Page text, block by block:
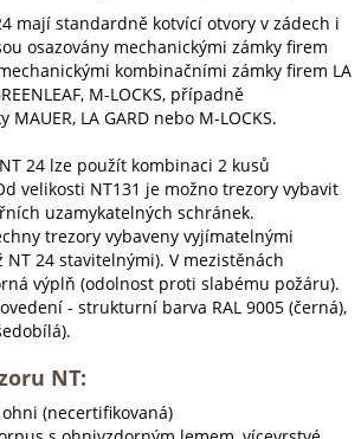
mají standardně kotvící otvory v zádech i
osazovány mechanickými zámky firem
mechanickými kombinačními zámky firem LA
M-LOCKS, případně
LA GARD nebo M-LOCKS.
24 lze použít kombinaci 2 kusů
velikosti NT131 je možno trezory vybavit
uzamykatelných schránek.
trezory vybaveny vyjímatelnými
NT 24 stavitelnými). V mezistěnách
výplň (odolnost proti slabému požáru).
- strukturní barva RAL 9005 (černá),
NT:
(necertifikovaná)